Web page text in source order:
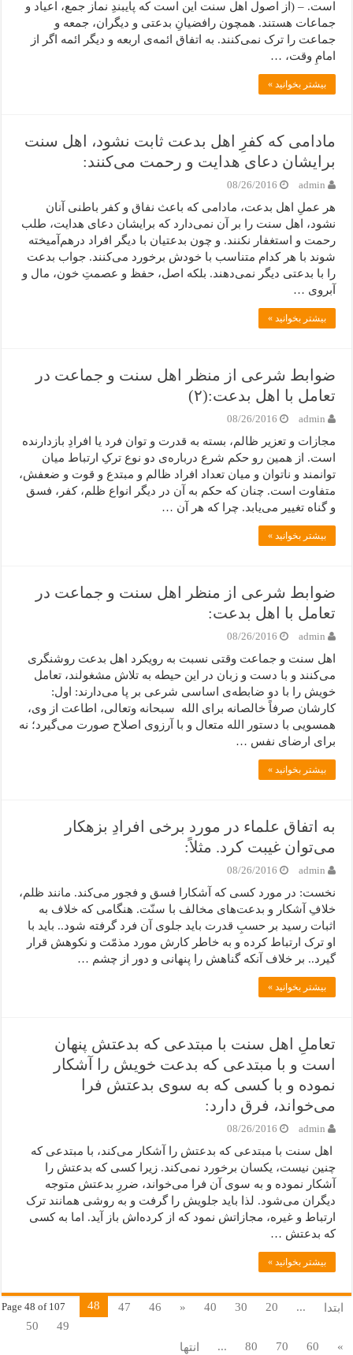
است. – (از اصول اهل سنت این است که پایبندِ نماز جمع، اعیاد و
جماعات هستند. همچون رافضیانِ بدعتی و دیگران، جمعه و
جماعت را ترک نمی‌کنند. به اتفاق ائمه‌ی اربعه و دیگر ائمه اگر از
امامِ وقت، …
بیشتر بخوانید »
مادامی که کفرِ اهل بدعت ثابت نشود، اهل سنت
برایشان دعای هدایت و رحمت می‌کنند:
admin
08/26/2016
هر عملِ اهل بدعت، مادامی که باعث نفاق و کفر باطنی آنان
نشود، اهل سنت را بر آن نمی‌دارد که برایشان دعای هدایت، طلب
رحمت و استغفار نکنند. و چون بدعتیان با دیگر افراد درهم‌آمیخته
شوند با هر کدام متناسب با خودش برخورد می‌کنند. جواب بدعت
را با بدعتی دیگر نمی‌دهند. بلکه اصل، حفظ و عصمتِ خون، مال و
آبروی …
بیشتر بخوانید »
ضوابط شرعی از منظر اهل سنت و جماعت در
تعامل با اهل بدعت:(۲)
admin
08/26/2016
مجازات و تعزیر ظالم، بسته به قدرت و توان فرد یا افرادِ بازدارنده
است. از همین رو حکم شرع درباره‌ی دو نوع ترکِ ارتباط میان
توانمند و ناتوان و میان تعداد افراد ظالم و مبتدع و قوت و ضعفش،
متفاوت است. چنان که حکم به آن در دیگر انواع ظلم، کفر، فسق
و گناه تغییر می‌یابد. چرا که هر آن …
بیشتر بخوانید »
ضوابط شرعی از منظر اهل سنت و جماعت در
تعامل با اهل بدعت:
admin
08/26/2016
اهل سنت و جماعت وقتی نسبت به رویکرد اهل بدعت روشنگری
می‌کنند و با دست و زبان در این حیطه به تلاش مشغولند، تعامل
خویش را با دو ضابطه‌ی اساسی شرعی بر پا می‌دارند: اول:
کارشان صرفاً خالصانه برای الله سبحانه وتعالی، اطاعت از وی،
همسویی با دستور الله متعال و با آرزوی اصلاح صورت می‌گیرد؛ نه
برای ارضای نفس …
بیشتر بخوانید »
به اتفاق علماء در مورد برخی افرادِ بزهکار
می‌توان غیبت کرد. مثلاً:
admin
08/26/2016
نخست: در مورد کسی که آشکارا فسق و فجور می‌کند. مانند ظلم،
خلافِ آشکار و بدعت‌های مخالف با سنّت. هنگامی که خلاف به
اثبات رسید بر حسبِ قدرت باید جلوی آن فرد گرفته شود.. باید با
او ترک ارتباط کرده و به خاطر کارش مورد مذمّت و نکوهش قرار
گیرد.. بر خلاف آنکه گناهش را پنهانی و دور از چشم …
بیشتر بخوانید »
تعاملِ اهل سنت با مبتدعی که بدعتش پنهان
است و با مبتدعی که بدعت خویش را آشکار
نموده و با کسی که به سوی بدعتش فرا
می‌خواند، فرق دارد:
admin
08/26/2016
اهل سنت با مبتدعی که بدعتش را آشکار می‌کند، با مبتدعی که
چنین نیست، یکسان برخورد نمی‌کند. زیرا کسی که بدعتش را
آشکار نموده و به سوی آن فرا می‌خواند، ضررِ بدعتش متوجه
دیگران می‌شود. لذا باید جلویش را گرفت و به روشی همانند ترک
ارتباط و غیره، مجازاتش نمود که از کرده‌اش باز آید. اما به کسی
که بدعتش …
بیشتر بخوانید »
Page 48 of 107 ابتدا ...
20
30
40
«
46
47
48
49
50
»
60
70
80
... انتها